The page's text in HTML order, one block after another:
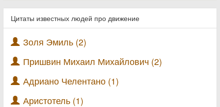
Цитаты известных людей про движение
Золя Эмиль (2)
Пришвин Михаил Михайлович (2)
Адриано Челентано (1)
Аристотель (1)